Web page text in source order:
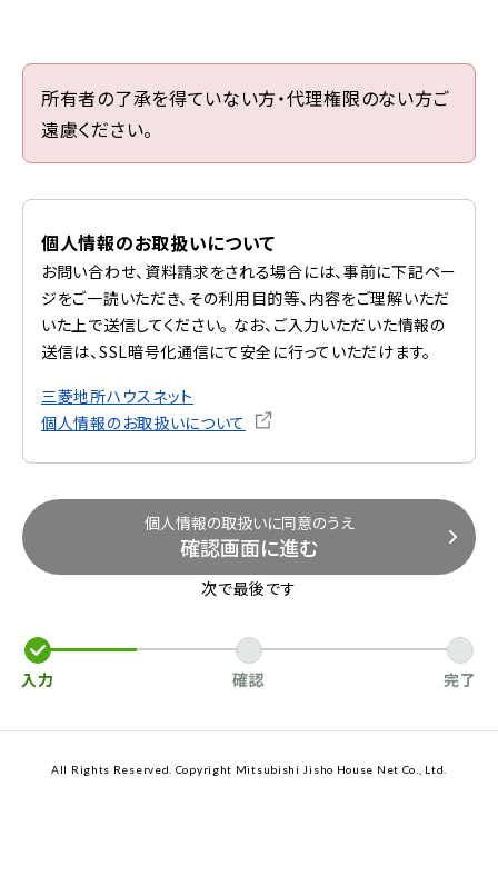
所有者の了承を得ていない方・代理権限のない方ご
遠慮ください。
個人情報のお取扱いについて
お問い合わせ、資料請求をされる場合には、事前に下記ペー
ジをご一読いただき、その利用目的等、内容をご理解いただ
いた上で送信してください。 なお、ご入力いただいた情報の
送信は、SSL暗号化通信にて安全に行っていただけます。
三菱地所ハウスネット
個人情報のお取扱いについて
個人情報の取扱いに同意のうえ
確認画面に進む
次で最後です
入力 確認 完了
All Rights Reserved. Copyright Mitsubishi Jisho House Net Co., Ltd.